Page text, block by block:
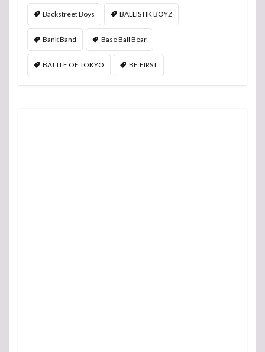
Backstreet Boys BALLISTIK BOYZ
Bank Band Base Ball Bear
BATTLE OF TOKYO BE:FIRST